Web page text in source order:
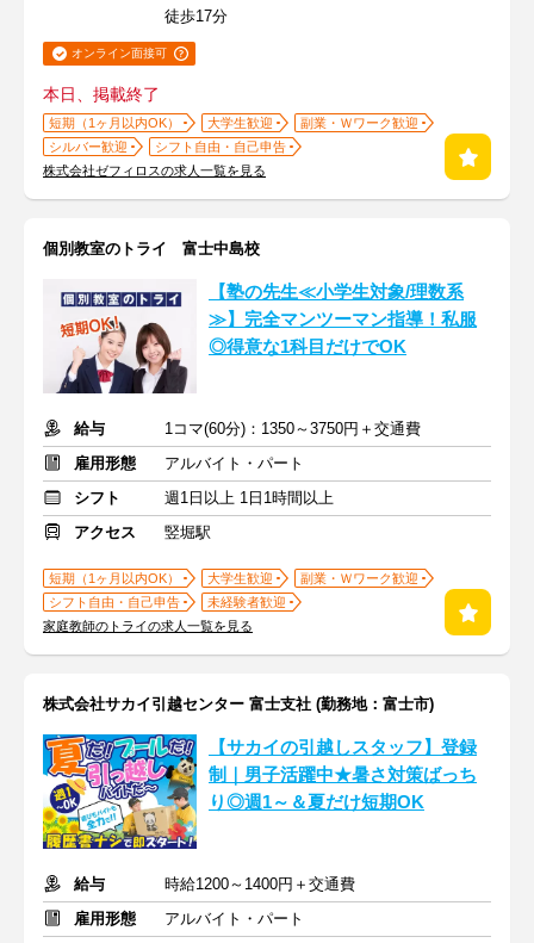
徒歩17分
オンライン面接可
本日、掲載終了
短期（1ヶ月以内OK） 大学生歓迎
副業・Ｗワーク歓迎
シルバー歓迎
シフト自由・自己申告
株式会社ゼフィロスの求人一覧を見る
個別教室のトライ 富士中島校
【塾の先生≪小学生対象/理数系
≫】完全マンツーマン指導！私服
◎得意な1科目だけでOK
給与
1コマ(60分)：1350～3750円＋交通費
雇用形態
アルバイト・パート
シフト
週1日以上 1日1時間以上
アクセス
竪堀駅
短期（1ヶ月以内OK） 大学生歓迎
副業・Ｗワーク歓迎
シフト自由・自己申告
未経験者歓迎
家庭教師のトライの求人一覧を見る
株式会社サカイ引越センター 富士支社 (勤務地：富士市)
【サカイの引越しスタッフ】登録
制｜男子活躍中★暑さ対策ばっち
り◎週1～＆夏だけ短期OK
給与
時給1200～1400円＋交通費
雇用形態
アルバイト・パート